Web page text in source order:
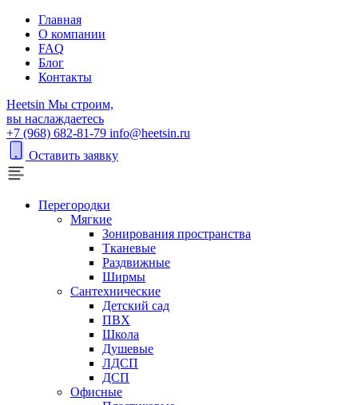
Главная
О компании
FAQ
Блог
Контакты
Heetsin Мы строим,
вы наслаждаетесь
+7 (968) 682-81-79 info@heetsin.ru
Оставить заявку
Перегородки
Мягкие
Зонирования пространства
Тканевые
Раздвижные
Ширмы
Сантехнические
Детский сад
ПВХ
Школа
Душевые
ЛДСП
ДСП
Офисные